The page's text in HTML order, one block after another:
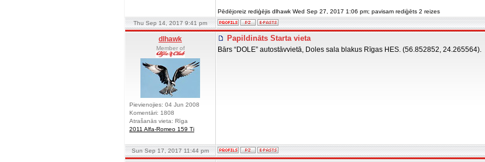
Pēdējoreiz rediģējis dlhawk Wed Sep 27, 2017 1:06 pm; pavisam rediģēts 2 reizes
Thu Sep 14, 2017 9:41 pm
dlhawk
Member of
Pievienojies: 04 Jun 2008
Komentāri: 1808
Atrašanās vieta: Rīga
2011 Alfa-Romeo 159 Ti
Papildināts Starta vieta
Bārs “DOLE” autostāvvietā, Doles sala blakus Rīgas HES. (56.852852, 24.265564).
Sun Sep 17, 2017 11:44 pm